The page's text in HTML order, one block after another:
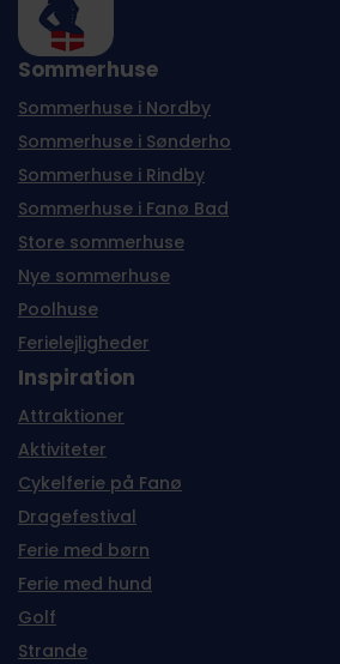
Sommerhuse
Sommerhuse i Nordby
Sommerhuse i Sønderho
Sommerhuse i Rindby
Sommerhuse i Fanø Bad
Store sommerhuse
Nye sommerhuse
Poolhuse
Ferielejligheder
Inspiration
Attraktioner
Aktiviteter
Cykelferie på Fanø
Dragefestival
Ferie med børn
Ferie med hund
Golf
Strande